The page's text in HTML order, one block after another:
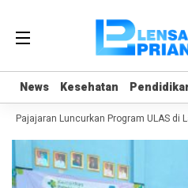
News Kesehatan
News Kesehatan
Pajajaran Luncurkan Program ULAS di